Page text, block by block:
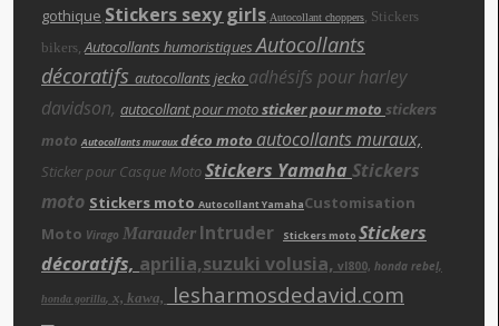
gothique Stickers sexy girls Autocollant choppers
Stickers
bikers Autocollants humoristiquesAutocollants
décoratifs autocollants jecko adhésifs pour harley
davidson, autocollant pour motosticker pour moto stickers
moto Autocollants murauxdéco moto autocollants muraux,
Sticker pour Casque MotoStickers Yamaha Stickers
moto Stickers moto Autocollant YamahaCustomisation
Moto Virago Marauder Intruder Stickers moto Stickers
décoratifs, aprilia,suzuki volusia, vl800, honda rebel,
honda gorilla, x, kawa, lesharmosdedavid.com